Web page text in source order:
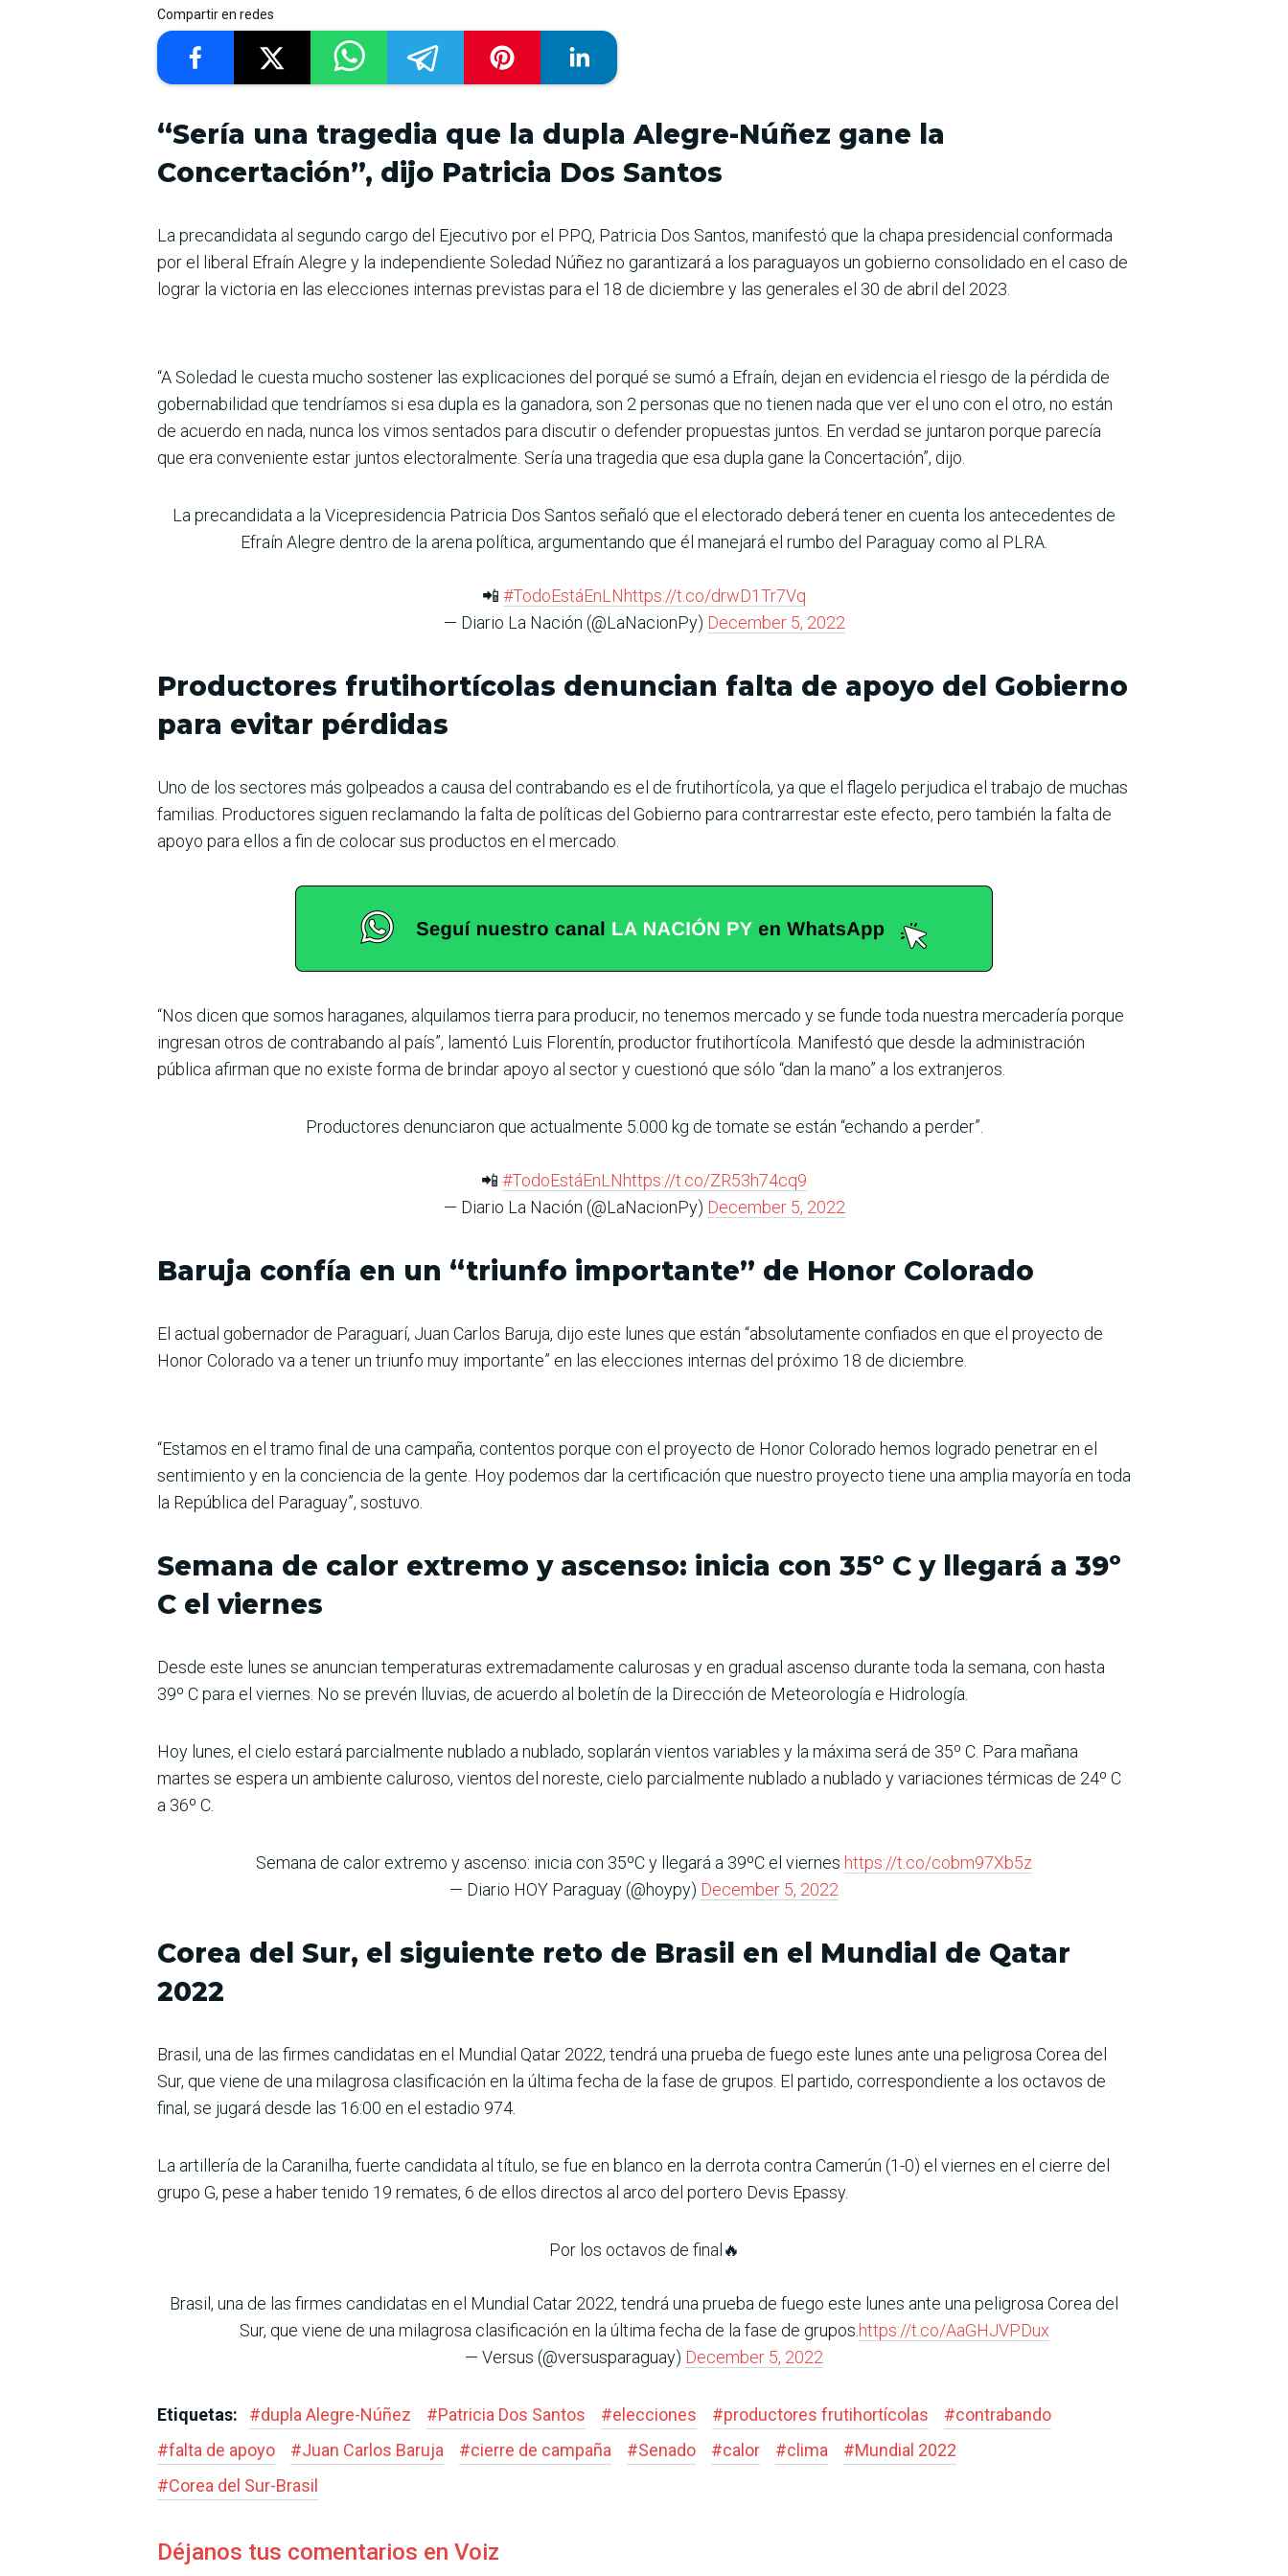
Compartir en redes
“Sería una tragedia que la dupla Alegre-Núñez gane la
Concertación”, dijo Patricia Dos Santos
La precandidata al segundo cargo del Ejecutivo por el PPQ, Patricia Dos Santos, manifestó que la chapa presidencial conformada
por el liberal Efraín Alegre y la independiente Soledad Núñez no garantizará a los paraguayos un gobierno consolidado en el caso de
lograr la victoria en las elecciones internas previstas para el 18 de diciembre y las generales el 30 de abril del 2023.
“A Soledad le cuesta mucho sostener las explicaciones del porqué se sumó a Efraín, dejan en evidencia el riesgo de la pérdida de
gobernabilidad que tendríamos si esa dupla es la ganadora, son 2 personas que no tienen nada que ver el uno con el otro, no están
de acuerdo en nada, nunca los vimos sentados para discutir o defender propuestas juntos. En verdad se juntaron porque parecía
que era conveniente estar juntos electoralmente. Sería una tragedia que esa dupla gane la Concertación”, dijo.
La precandidata a la Vicepresidencia Patricia Dos Santos señaló que el electorado deberá tener en cuenta los antecedentes de
Efraín Alegre dentro de la arena política, argumentando que él manejará el rumbo del Paraguay como al PLRA.
📲 #TodoEstáEnLNhttps://t.co/drwD1Tr7Vq
— Diario La Nación (@LaNacionPy) December 5, 2022
Productores frutihortícolas denuncian falta de apoyo del Gobierno
para evitar pérdidas
Uno de los sectores más golpeados a causa del contrabando es el de frutihortícola, ya que el flagelo perjudica el trabajo de muchas
familias. Productores siguen reclamando la falta de políticas del Gobierno para contrarrestar este efecto, pero también la falta de
apoyo para ellos a fin de colocar sus productos en el mercado.
“Nos dicen que somos haraganes, alquilamos tierra para producir, no tenemos mercado y se funde toda nuestra mercadería porque
ingresan otros de contrabando al país”, lamentó Luis Florentín, productor frutihortícola. Manifestó que desde la administración
pública afirman que no existe forma de brindar apoyo al sector y cuestionó que sólo “dan la mano” a los extranjeros.
Productores denunciaron que actualmente 5.000 kg de tomate se están “echando a perder”.
📲 #TodoEstáEnLNhttps://t.co/ZR53h74cq9
— Diario La Nación (@LaNacionPy) December 5, 2022
Baruja confía en un “triunfo importante” de Honor Colorado
El actual gobernador de Paraguarí, Juan Carlos Baruja, dijo este lunes que están “absolutamente confiados en que el proyecto de
Honor Colorado va a tener un triunfo muy importante” en las elecciones internas del próximo 18 de diciembre.
“Estamos en el tramo final de una campaña, contentos porque con el proyecto de Honor Colorado hemos logrado penetrar en el
sentimiento y en la conciencia de la gente. Hoy podemos dar la certificación que nuestro proyecto tiene una amplia mayoría en toda
la República del Paraguay”, sostuvo.
Semana de calor extremo y ascenso: inicia con 35º C y llegará a 39º
C el viernes
Desde este lunes se anuncian temperaturas extremadamente calurosas y en gradual ascenso durante toda la semana, con hasta
39º C para el viernes. No se prevén lluvias, de acuerdo al boletín de la Dirección de Meteorología e Hidrología.
Hoy lunes, el cielo estará parcialmente nublado a nublado, soplarán vientos variables y la máxima será de 35º C. Para mañana
martes se espera un ambiente caluroso, vientos del noreste, cielo parcialmente nublado a nublado y variaciones térmicas de 24º C
a 36º C.
Semana de calor extremo y ascenso: inicia con 35ºC y llegará a 39ºC el viernes https://t.co/cobm97Xb5z
— Diario HOY Paraguay (@hoypy) December 5, 2022
Corea del Sur, el siguiente reto de Brasil en el Mundial de Qatar
2022
Brasil, una de las firmes candidatas en el Mundial Qatar 2022, tendrá una prueba de fuego este lunes ante una peligrosa Corea del
Sur, que viene de una milagrosa clasificación en la última fecha de la fase de grupos. El partido, correspondiente a los octavos de
final, se jugará desde las 16:00 en el estadio 974.
La artillería de la Caranilha, fuerte candidata al título, se fue en blanco en la derrota contra Camerún (1-0) el viernes en el cierre del
grupo G, pese a haber tenido 19 remates, 6 de ellos directos al arco del portero Devis Epassy.
Por los octavos de final🔥
Brasil, una de las firmes candidatas en el Mundial Catar 2022, tendrá una prueba de fuego este lunes ante una peligrosa Corea del
Sur, que viene de una milagrosa clasificación en la última fecha de la fase de grupos. https://t.co/AaGHJVPDux
— Versus (@versusparaguay) December 5, 2022
Etiquetas: #dupla Alegre-Núñez #Patricia Dos Santos #elecciones #productores frutihortícolas #contrabando
#falta de apoyo #Juan Carlos Baruja #cierre de campaña #Senado #calor #clima #Mundial 2022
#Corea del Sur-Brasil
Déjanos tus comentarios en Voiz